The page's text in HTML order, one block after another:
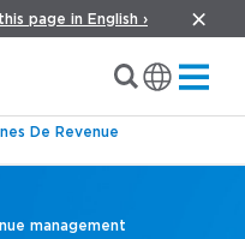
page in English ›
De Revenue
management